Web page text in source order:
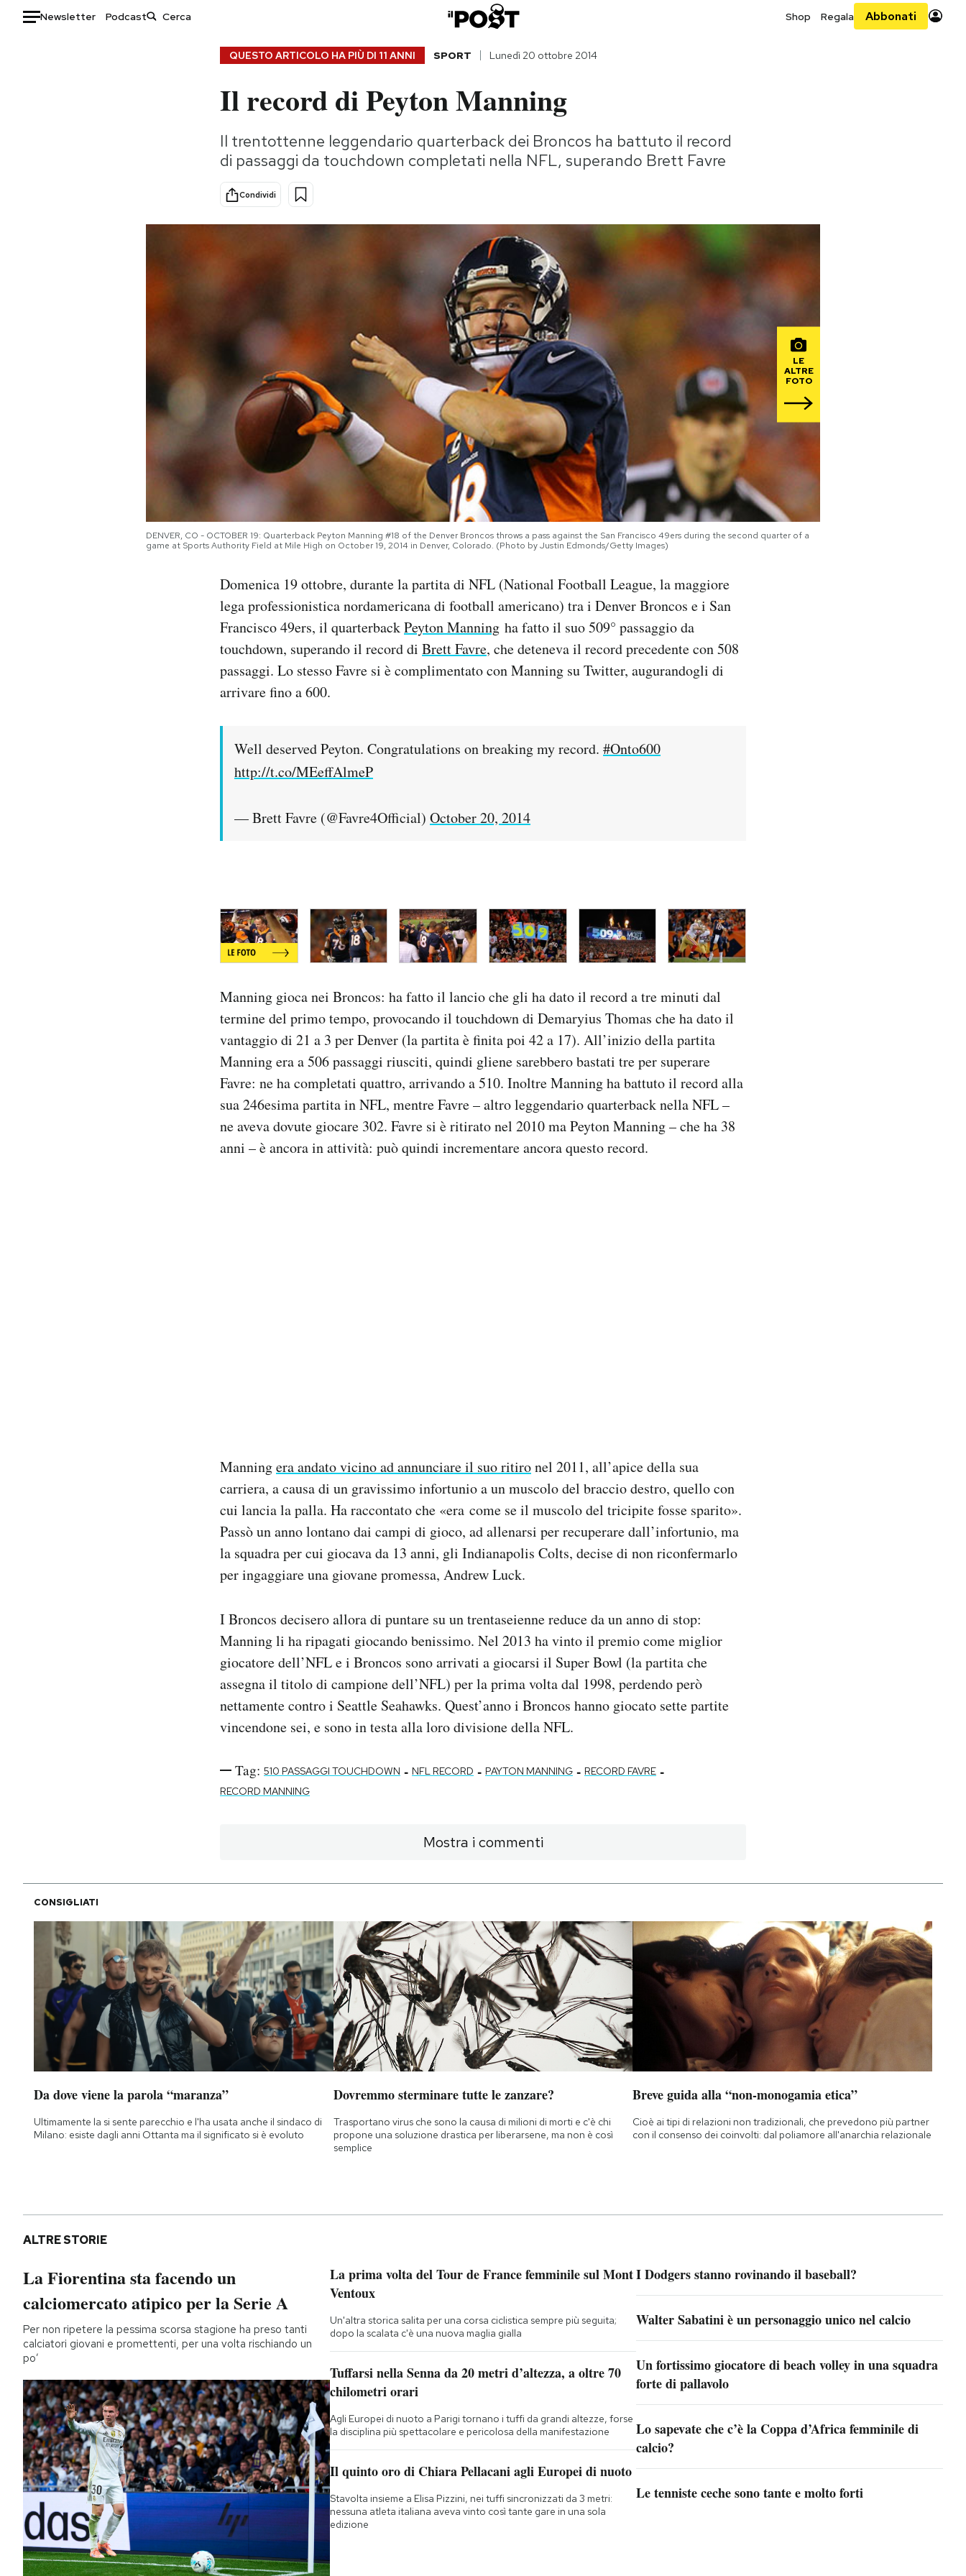
Newsletter Podcast Shop Regala Abbonati
Consumismi
Storie/Idee
Ok Boomer!
Media
QUESTO ARTICOLO HA PIÙ DI 11 ANNI SPORT Lunedì 20 ottobre 2014
Il record di Peyton Manning
Il trentottenne leggendario quarterback dei Broncos ha battuto il record
di passaggi da touchdown completati nella NFL, superando Brett Favre
Condividi
LE
ALTRE
FOTO
DENVER, CO - OCTOBER 19: Quarterback Peyton Manning #18 of the Denver Broncos throws a pass against the San Francisco 49ers during the second quarter of a
game at Sports Authority Field at Mile High on October 19, 2014 in Denver, Colorado. (Photo by Justin Edmonds/Getty Images)
Domenica 19 ottobre, durante la partita di NFL (National Football League, la maggiore
lega professionistica nordamericana di football americano) tra i Denver Broncos e i San
Francisco 49ers, il quarterbackPeyton Manning ha fatto il suo 509° passaggio da
touchdown, superando il record di Brett Favre, che deteneva il record precedente con 508
passaggi. Lo stesso Favre si è complimentato con Manning su Twitter, augurandogli di
arrivare fino a 600.
Well deserved Peyton. Congratulations on breaking my record. #Onto600
http://t.co/MEeffAlmeP
— Brett Favre (@Favre4Official) October 20, 2014
Manning gioca nei Broncos: ha fatto il lancio che gli ha dato il record a tre minuti dal
termine del primo tempo, provocando il touchdown di Demaryius Thomas che ha dato il
vantaggio di 21 a 3 per Denver (la partita è finita poi 42 a 17). All’inizio della partita
Manning era a 506 passaggi riusciti, quindi gliene sarebbero bastati tre per superare
Favre: ne ha completati quattro, arrivando a 510. Inoltre Manning ha battuto il record alla
sua 246esima partita in NFL, mentre Favre – altro leggendario quarterback nella NFL –
ne aveva dovute giocare 302. Favre si è ritirato nel 2010 ma Peyton Manning – che ha 38
anni – è ancora in attività: può quindi incrementare ancora questo record.
Manningera andato vicino ad annunciare il suo ritironel 2011, all’apice della sua
carriera, a causa di un gravissimo infortunio a un muscolo del braccio destro, quello con
cui lancia la palla. Ha raccontato che «era come se il muscolo del tricipite fosse sparito».
Passò un anno lontano dai campi di gioco, ad allenarsi per recuperare dall’infortunio, ma
la squadra per cui giocava da 13 anni, gli Indianapolis Colts, decise di non riconfermarlo
per ingaggiare una giovane promessa, Andrew Luck.
I Broncos decisero allora di puntare su un trentaseienne reduce da un anno di stop:
Manning li ha ripagati giocando benissimo. Nel 2013 ha vinto il premio come miglior
giocatore dell’NFL e i Broncos sono arrivati a giocarsi il Super Bowl (la partita che
assegna il titolo di campione dell’NFL) per la prima volta dal 1998, perdendo però
nettamente contro i Seattle Seahawks. Quest’anno i Broncos hanno giocato sette partite
vincendone sei, e sono in testa alla loro divisione della NFL.
Tag: 510 PASSAGGI TOUCHDOWN - NFL RECORD - PAYTON MANNING - RECORD FAVRE -
RECORD MANNING
Mostra i commenti
CONSIGLIATI
Da dove viene la parola “maranza”
Ultimamente la si sente parecchio e l'ha usata anche il sindaco di
Milano: esiste dagli anni Ottanta ma il significato si è evoluto
Dovremmo sterminare tutte le zanzare?
Trasportano virus che sono la causa di milioni di morti e c'è chi
propone una soluzione drastica per liberarsene, ma non è così
semplice
Breve guida alla “non-monogamia etica”
Cioè ai tipi di relazioni non tradizionali, che prevedono più partner
con il consenso dei coinvolti: dal poliamore all'anarchia relazionale
ALTRE STORIE
La Fiorentina sta facendo un
calciomercato atipico per la Serie A
Per non ripetere la pessima scorsa stagione ha preso tanti
calciatori giovani e promettenti, per una volta rischiando un
po’
La prima volta del Tour de France femminile sul Mont
Ventoux
Un'altra storica salita per una corsa ciclistica sempre più seguita;
dopo la scalata c'è una nuova maglia gialla
Tuffarsi nella Senna da 20 metri d’altezza, a oltre 70
chilometri orari
Agli Europei di nuoto a Parigi tornano i tuffi da grandi altezze, forse
la disciplina più spettacolare e pericolosa della manifestazione
Il quinto oro di Chiara Pellacani agli Europei di nuoto
Stavolta insieme a Elisa Pizzini, nei tuffi sincronizzati da 3 metri:
nessuna atleta italiana aveva vinto così tante gare in una sola
edizione
I Dodgers stanno rovinando il baseball?
Walter Sabatini è un personaggio unico nel calcio
Un fortissimo giocatore di beach volley in una squadra
forte di pallavolo
Lo sapevate che c’è la Coppa d’Africa femminile di
calcio?
Le tenniste ceche sono tante e molto forti